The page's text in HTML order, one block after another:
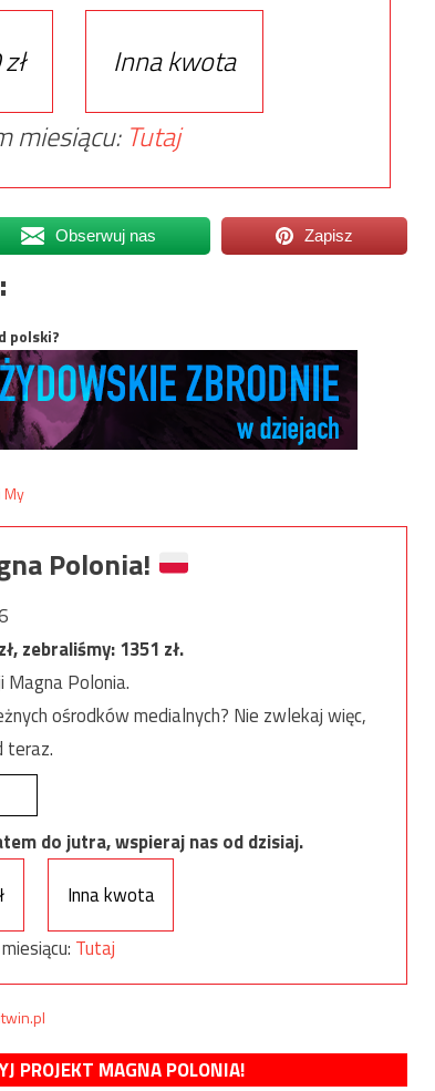
Inna kwota
miesiącu: Tutaj
Obserwuj nas Zapisz
polski?
Polonia!
zł, zebraliśmy:1351 zł.
Polonia.
ośrodków medialnych? Nie zwlekaj więc,
teraz.
do jutra, wspieraj nas od dzisiaj.
Inna kwota
Tutaj
PROJEKT MAGNA POLONIA!